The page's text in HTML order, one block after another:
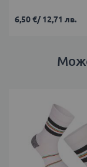
6,50 €/12,71 лв.